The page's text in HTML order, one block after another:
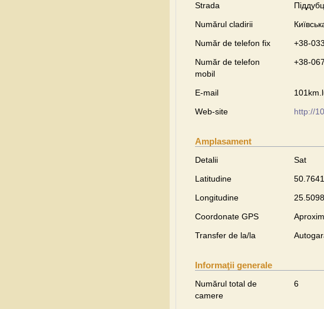
Strada
Numărul cladirii
Număr de telefon fix
+38-
Număr de telefon
mobil
+38-
E-mail
Web-site
http://
Amplasament
Detalii
Sat
Latitudine
50.7641
Longitudine
25.5098
Coordonate GPS
Transfer de la/la
Informaţii generale
Numărul total de
camere
6